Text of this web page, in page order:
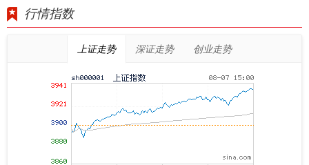
行情指数
上证走势 深证走势 创业走势